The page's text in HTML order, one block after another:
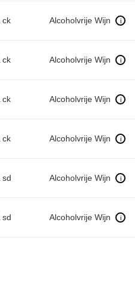
ck Alcoholvrije Wijn i
ck Alcoholvrije Wijn i
ck Alcoholvrije Wijn i
ck Alcoholvrije Wijn i
sd Alcoholvrije Wijn i
sd Alcoholvrije Wijn i